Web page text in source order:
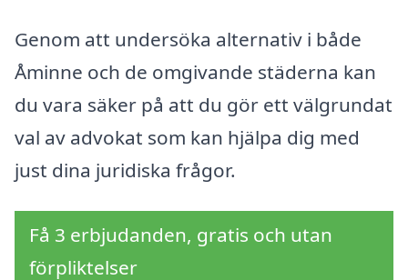
Genom att undersöka alternativ i både
Åminne och de omgivande städerna kan
du vara säker på att du gör ett välgrundat
val av advokat som kan hjälpa dig med
just dina juridiska frågor.
Få 3 erbjudanden, gratis och utan
förpliktelser